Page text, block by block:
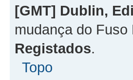
[GMT] Dublin,
mudança do
Registados.
Topo